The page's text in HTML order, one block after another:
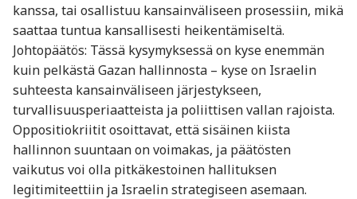
kanssa, tai osallistuu kansainväliseen prosessiin, mikä
saattaa tuntua kansallisesti heikentämiseltä.
Johtopäätös: Tässä kysymyksessä on kyse enemmän
kuin pelkästä Gazan hallinnosta – kyse on Israelin
suhteesta kansainväliseen järjestykseen,
turvallisuusperiaatteista ja poliittisen vallan rajoista.
Oppositiokriitit osoittavat, että sisäinen kiista
hallinnon suuntaan on voimakas, ja päätösten
vaikutus voi olla pitkäkestoinen hallituksen
legitimiteettiin ja Israelin strategiseen asemaan.